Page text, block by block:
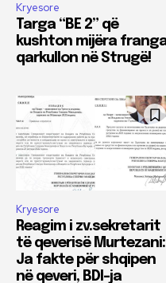
Kryesore
Targa “BE 2” që
kushton mijëra
qarkullon në Strugë!
Kryesore
Reagim i zv.sekretarit
të qeverisë Murtezani:
Ja fakte për shqipen
në qeveri, BDI-ja